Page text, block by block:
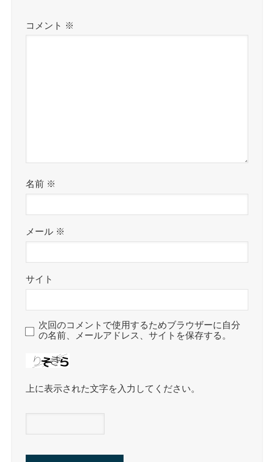
コメント ※
名前 ※
メール ※
サイト
次回のコメントで使用するためブラウザーに自分
の名前、メールアドレス、サイトを保存する。
上に表示された文字を入力してください。